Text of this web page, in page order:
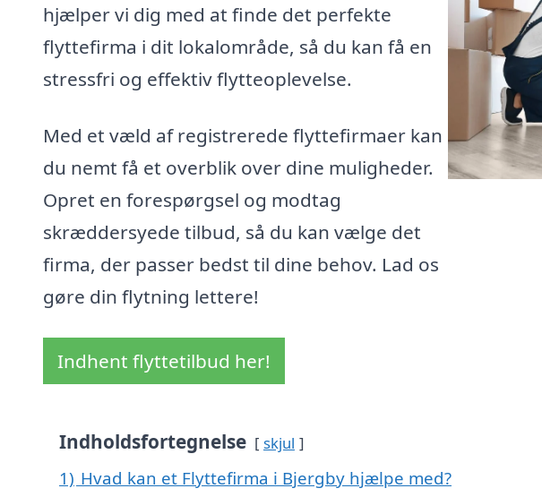
hjælper vi dig med at finde det perfekte
flyttefirma i dit lokalområde, så du kan få en
stressfri og effektiv flytteoplevelse.
Med et væld af registrerede flyttefirmaer kan
du nemt få et overblik over dine muligheder.
Opret en forespørgsel og modtag
skræddersyede tilbud, så du kan vælge det
firma, der passer bedst til dine behov. Lad os
gøre din flytning lettere!
Indhent flyttetilbud her!
Indholdsfortegnelse skjul
1) Hvad kan et Flyttefirma i Bjergby hjælpe med?